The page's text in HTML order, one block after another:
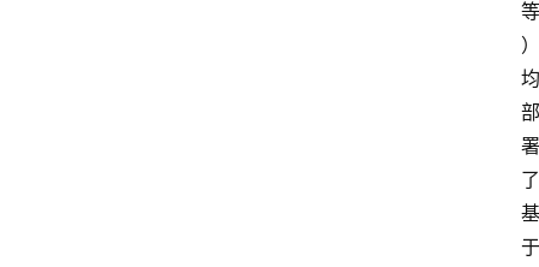
等
）
均
部
署
了
基
于